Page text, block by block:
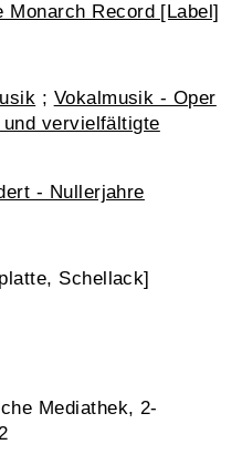
Monarch Record [Label]
; Vokalmusik - Oper
vervielfältigte
- Nullerjahre
Schellack]
Mediathek, 2-